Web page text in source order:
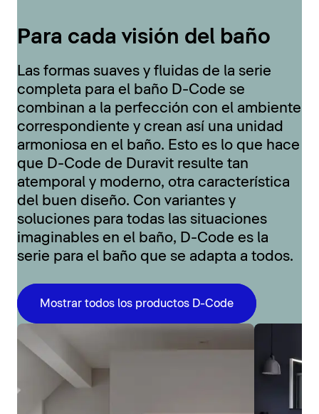
Para cada visión del baño
Las formas suaves y fluidas de la serie
completa para el baño D-Code se
combinan a la perfección con el ambiente
correspondiente y crean así una unidad
armoniosa en el baño. Esto es lo que hace
que D-Code de Duravit resulte tan
atemporal y moderno, otra característica
del buen diseño. Con variantes y
soluciones para todas las situaciones
imaginables en el baño, D-Code es la
serie para el baño que se adapta a todos.
Mostrar todos los productos D-Code